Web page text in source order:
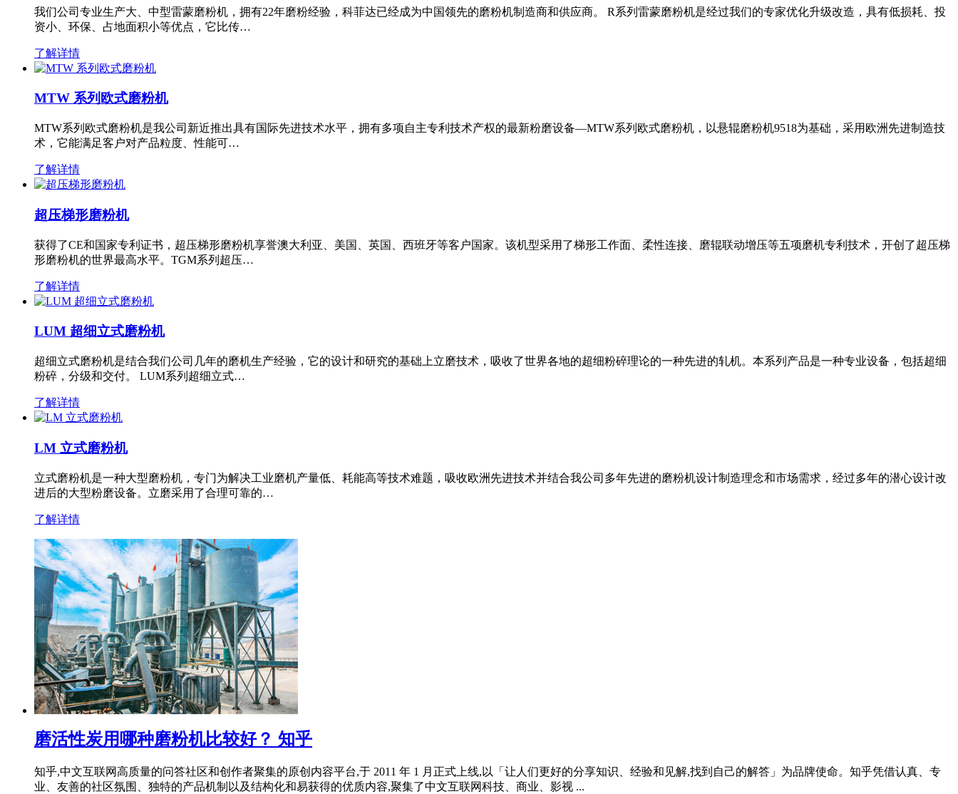
我们公司专业生产大、中型雷蒙磨粉机，拥有22年磨粉经验，科菲达已经成为中国领先的磨粉机制造商和供应商。 R系列雷蒙磨粉机是经过我们的专家优化升级改造，具有低损耗、投
资小、环保、占地面积小等优点，它比传…
了解详情
MTW 系列欧式磨粉机
MTW系列欧式磨粉机是我公司新近推出具有国际先进技术水平，拥有多项自主专利技术产权的最新粉磨设备—MTW系列欧式磨粉机，以悬辊磨粉机9518为基础，采用欧洲先进制造技
术，它能满足客户对产品粒度、性能可…
了解详情
超压梯形磨粉机
获得了CE和国家专利证书，超压梯形磨粉机享誉澳大利亚、美国、英国、西班牙等客户国家。该机型采用了梯形工作面、柔性连接、磨辊联动增压等五项磨机专利技术，开创了超压梯
形磨粉机的世界最高水平。TGM系列超压…
了解详情
LUM 超细立式磨粉机
超细立式磨粉机是结合我们公司几年的磨机生产经验，它的设计和研究的基础上立磨技术，吸收了世界各地的超细粉碎理论的一种先进的轧机。本系列产品是一种专业设备，包括超细
粉碎，分级和交付。 LUM系列超细立式…
了解详情
LM 立式磨粉机
立式磨粉机是一种大型磨粉机，专门为解决工业磨机产量低、耗能高等技术难题，吸收欧洲先进技术并结合我公司多年先进的磨粉机设计制造理念和市场需求，经过多年的潜心设计改
进后的大型粉磨设备。立磨采用了合理可靠的…
了解详情
磨活性炭用哪种磨粉机比较好？ 知乎
知乎,中文互联网高质量的问答社区和创作者聚集的原创内容平台,于 2011 年 1 月正式上线,以「让人们更好的分享知识、经验和见解,找到自己的解答」为品牌使命。知乎凭借认真、专
业、友善的社区氛围、独特的产品机制以及结构化和易获得的优质内容,聚集了中文互联网科技、商业、影视 ...